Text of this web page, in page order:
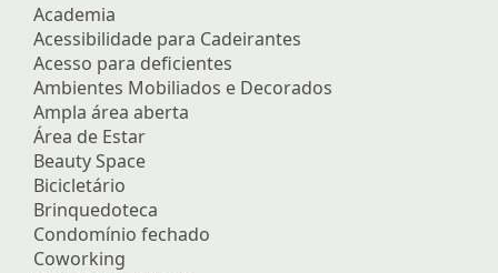
Academia
Acessibilidade para Cadeirantes
Acesso para deficientes
Ambientes Mobiliados e Decorados
Ampla área aberta
Área de Estar
Beauty Space
Bicicletário
Brinquedoteca
Condomínio fechado
Coworking